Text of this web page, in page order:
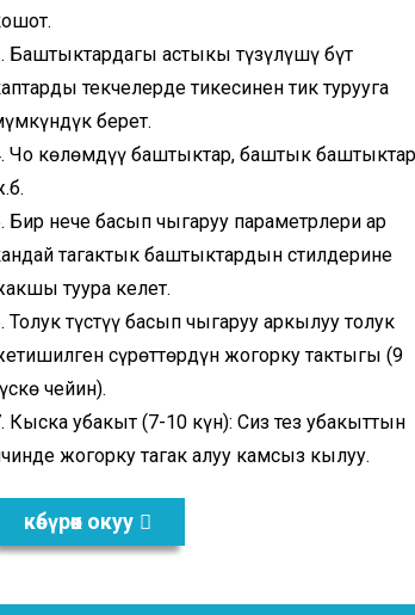
Баштыктардагы астыңкы түзүлүшү бүт
текчелерде тикесинен тик турууга
берет.
Чоң көлөмдүү баштыктар, баштык
Бир нече басып чыгаруу параметрлери ар
таңгактык баштыктардын стилдерине
туура келет.
Толук түстүү басып чыгаруу аркылуу толук
сүрөттөрдүн жогорку тактыгы (9
чейин).
Кыска убакыт (7-10 күн): Сиз тез убакыттын
жогорку таңгак алуу камсыз кылуу.
көбүрөөк окуу